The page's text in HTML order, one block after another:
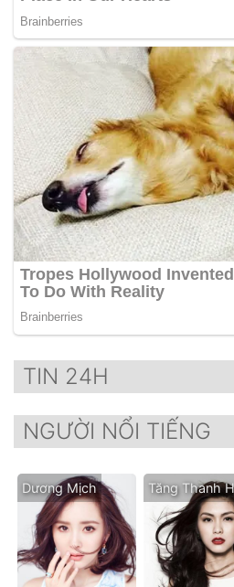
TIN 24H
NGƯỜI NỔI TIẾNG
Dương Mịch Tăng Thanh